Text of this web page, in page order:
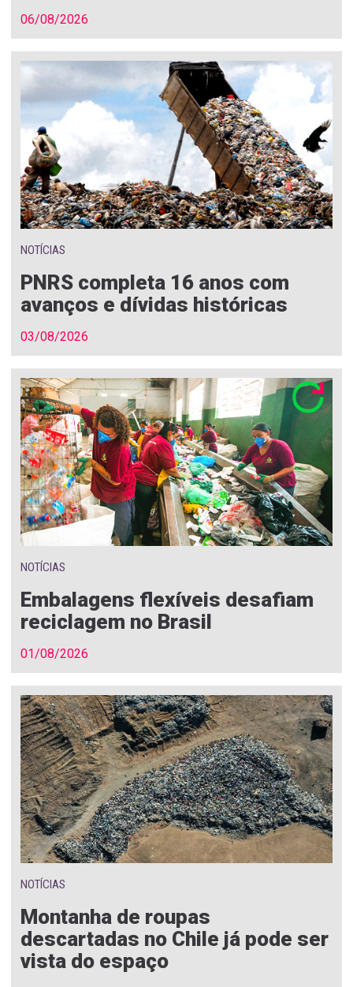
06/08/2026
NOTÍCIAS
PNRS completa 16 anos com
avanços e dívidas históricas
03/08/2026
NOTÍCIAS
Embalagens flexíveis desafiam
reciclagem no Brasil
01/08/2026
NOTÍCIAS
Montanha de roupas
descartadas no Chile já pode ser
vista do espaço